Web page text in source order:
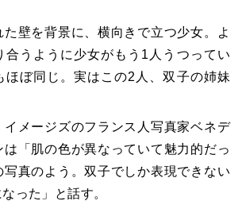
壁を背景に、横向きで立つ少女。よ
合うように少女がもう1人うつってい
ほぼ同じ。実はこの2人、双子の姉妹
イメージズのフランス人写真家ベネデ
は「肌の色が異なっていて魅力的だっ
写真のよう。双子でしか表現できない
った」と話す。